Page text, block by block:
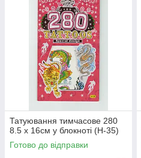
Татуювання тимчасове 280
8.5 х 16см у блокноті (H-35)
Готово до відправки